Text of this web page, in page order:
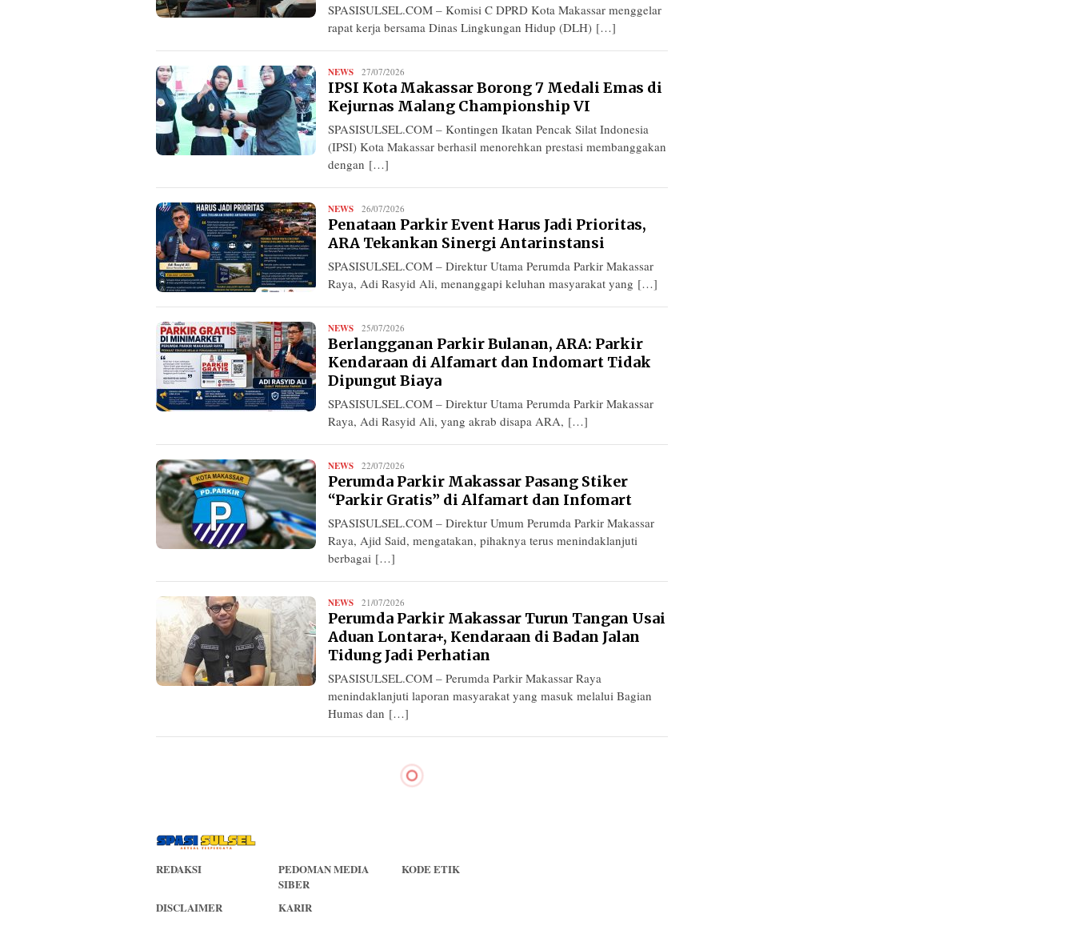
SPASISULSEL.COM – Komisi C DPRD Kota Makassar menggelar
rapat kerja bersama Dinas Lingkungan Hidup (DLH) […]
NEWS Redaksi
27/07/2026
IPSI Kota Makassar Borong 7 Medali Emas di
Kejurnas Malang Championship VI
SPASISULSEL.COM – Kontingen Ikatan Pencak Silat Indonesia
(IPSI) Kota Makassar berhasil menorehkan prestasi membanggakan
dengan […]
NEWS Redaksi
26/07/2026
Penataan Parkir Event Harus Jadi Prioritas,
ARA Tekankan Sinergi Antarinstansi
SPASISULSEL.COM – Direktur Utama Perumda Parkir Makassar
Raya, Adi Rasyid Ali, menanggapi keluhan masyarakat yang […]
NEWS Redaksi
25/07/2026
Berlangganan Parkir Bulanan, ARA: Parkir
Kendaraan di Alfamart dan Indomart Tidak
Dipungut Biaya
SPASISULSEL.COM – Direktur Utama Perumda Parkir Makassar
Raya, Adi Rasyid Ali, yang akrab disapa ARA, […]
NEWS Redaksi
22/07/2026
Perumda Parkir Makassar Pasang Stiker
“Parkir Gratis” di Alfamart dan Infomart
SPASISULSEL.COM – Direktur Umum Perumda Parkir Makassar
Raya, Ajid Said, mengatakan, pihaknya terus menindaklanjuti
berbagai […]
NEWS Redaksi
21/07/2026
Perumda Parkir Makassar Turun Tangan Usai
Aduan Lontara+, Kendaraan di Badan Jalan
Tidung Jadi Perhatian
SPASISULSEL.COM – Perumda Parkir Makassar Raya
menindaklanjuti laporan masyarakat yang masuk melalui Bagian
Humas dan […]
REDAKSI
PEDOMAN MEDIA
SIBER
KODE ETIK
DISCLAIMER KARIR